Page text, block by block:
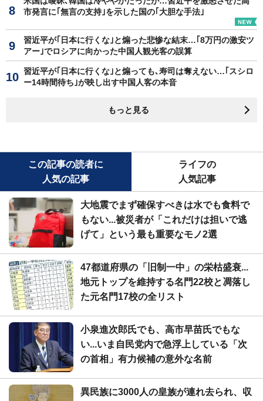
市発言に｢無言の支持｣を示した国の｢大胆な手法｣
習近平が｢日本に行くな｣と煽った悲惨な結末…｢8万円の激安ツ
アー｣でロシアに向かった中国人観光客の誤算
習近平が｢日本に行くな｣と煽っても､寿司は奪えない…｢スシロ
ー14時間待ち｣が映し出す中国人客の本音
もっと見る
この記事の読者に
人気の記事
ライフの
人気記事
大地震でまず確保すべきは水でも食料で
もない...被災者が「これだけは担いで逃
げて」という最も重要なモノ2選
47都道府県の「旧制一中」の栄枯盛衰...
地元トップを維持する名門22校と凋落し
た元名門17校の全リスト
小泉進次郎氏でも、高市早苗氏でもな
い...いま自民党内で急浮上している「次
の首相」有力候補の意外な名前
異民族に3000人の皇族が連れ去られ、収